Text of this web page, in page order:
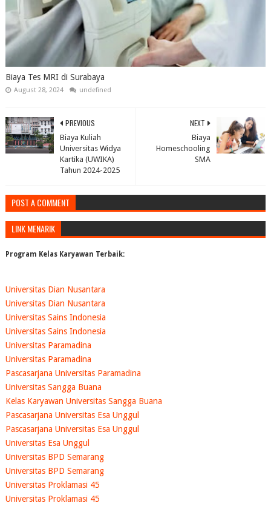
Biaya Tes MRI di Surabaya
August 28, 2024 undefined
NEXT
Biaya
Homeschooling
SMA
PREVIOUS
Biaya Kuliah
Universitas Widya
Kartika (UWIKA)
Tahun 2024-2025
POST A COMMENT
LINK MENARIK
Program Kelas Karyawan Terbaik:
Universitas Dian Nusantara
Universitas Dian Nusantara
Universitas Sains Indonesia
Universitas Sains Indonesia
Universitas Paramadina
Universitas Paramadina
Pascasarjana Universitas Paramadina
Universitas Sangga Buana
Kelas Karyawan Universitas Sangga Buana
Pascasarjana Universitas Esa Unggul
Pascasarjana Universitas Esa Unggul
Universitas Esa Unggul
Universitas BPD Semarang
Universitas BPD Semarang
Universitas Proklamasi 45
Universitas Proklamasi 45